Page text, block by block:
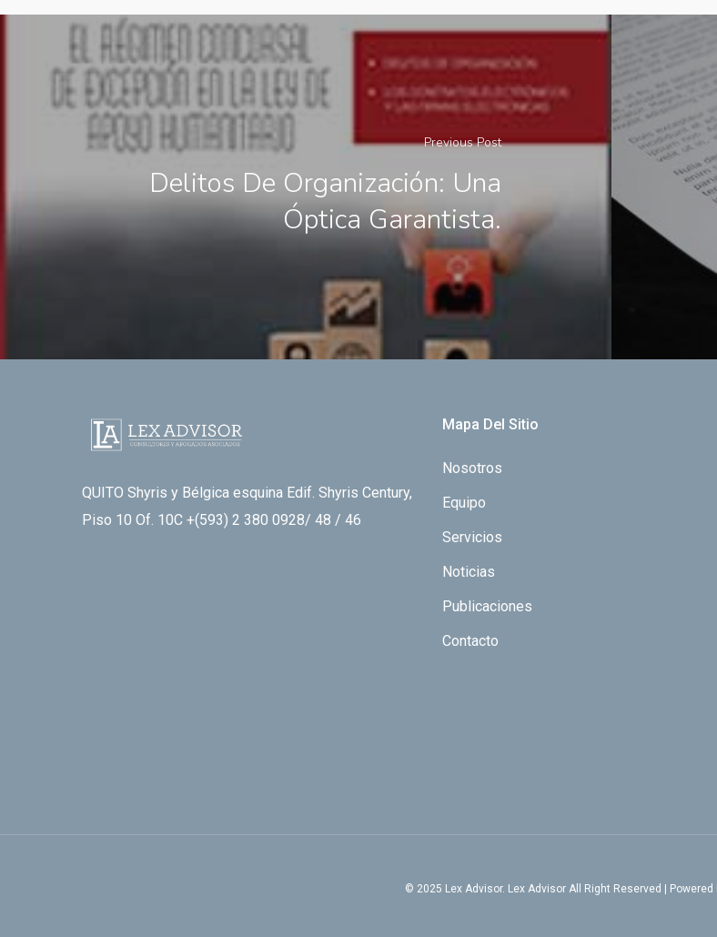
Previous Post
Delitos De Organización: Una
Óptica Garantista.
QUITO Shyris y Bélgica esquina Edif. Shyris Century,
Piso 10 Of. 10C +(593) 2 380 0928/ 48 / 46
Mapa Del Sitio
Nosotros
Equipo
Servicios
Noticias
Publicaciones
Contacto
© 2025 Lex Advisor. Lex Advisor All Right Reserved | Powered